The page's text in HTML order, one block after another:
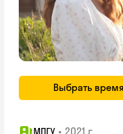
Выбрать время
МПГУ